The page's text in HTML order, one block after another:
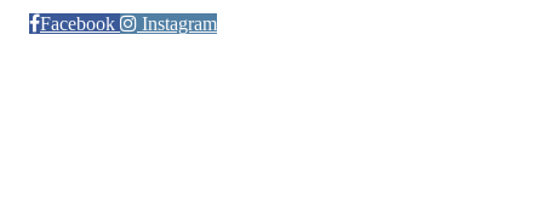
Facebook
Instagram